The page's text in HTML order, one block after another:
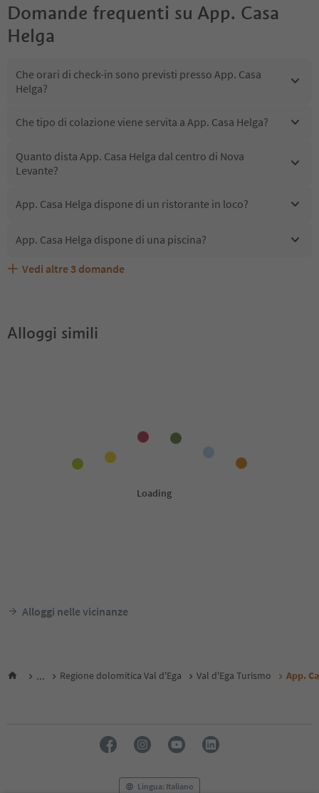
Domande frequenti su App. Casa
Helga
Che orari di check-in sono previsti presso App. Casa
Helga?
Che tipo di colazione viene servita a App. Casa Helga?
Quanto dista App. Casa Helga dal centro di Nova
Levante?
App. Casa Helga dispone di un ristorante in loco?
App. Casa Helga dispone di una piscina?
App. Casa Helga accetta animali domestici?
Quali servizi/attività sono disponibili presso App. Casa
Gli ospiti di App. Casa Helga ricevono l'Alto Adige Guest
Vedi altre 3 domande
Alloggi simili
Alloggi nelle vicinanze
... Regione dolomitica Val d'Ega Val d'Ega Turismo App.
Lingua: Italiano